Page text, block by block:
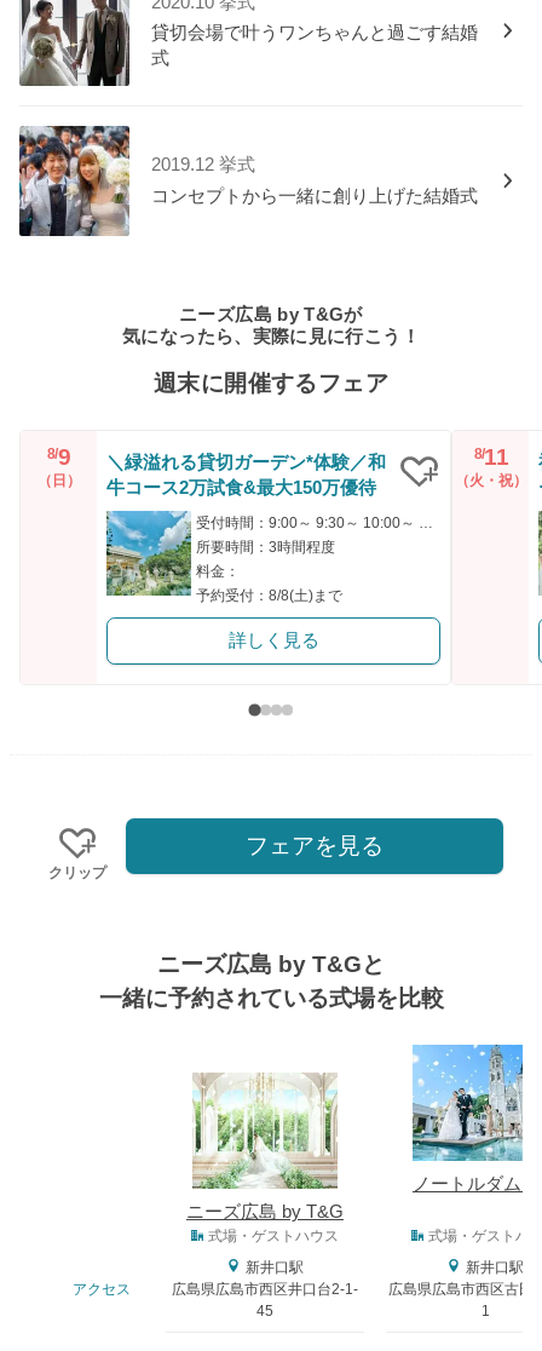
貸切会場で叶うワンちゃんと過ごす結婚
式
2019.12 挙式
コンセプトから一緒に創り上げた結婚式
ニーズ広島 by T&Gが
気になったら、実際に見に行こう！
週末に開催するフェア
8/9
（日）
＼緑溢れる貸切ガーデン*体験／和
牛コース2万試食&最大150万優待
受付時間：9:00～ 9:30～ 10:00～ 17:00～ 17:30～
所要時間：3時間程度
料金：
予約受付：8/8(土)まで
詳しく見る
8/11
（火・祝）
クリップ
フェアを見る
ニーズ広島 by T&Gと
一緒に予約されている式場を比較
ニーズ広島 by T&G
ノートルダム
式場・ゲストハウス 式場・ゲストハ
アクセス
新井口駅
広島県広島市西区井口台2-1-
45
新井口駅
広島県広島市西区古田
1